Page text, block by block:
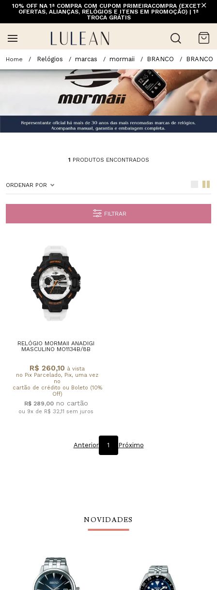
10% OFF NA 1ª COMPRA COM CUPOM PRIMEIRACOMPRA (EXCETO
OFERTAS, ALIANÇAS, RELÓGIOS E ITENS EM PROMOÇÃO) | 1ª
TROCA GRÁTIS
Relógios marcas mormaii BRANCO BRANCO
1 PRODUTOS ENCONTRADOS
ORDENAR POR
FILTRAR
RELÓGIO MORMAII ANADIGI
MASCULINO MO1134B/8B
R$ 260,10 à vista
no Pix Parcelado, Pix, uma vez
no
cartão de crédito ou Boleto (10%
Off)
R$ 289,00
ou 9x de R$ 32,11 sem juros
Anterior 1 Próximo
NOVIDADES